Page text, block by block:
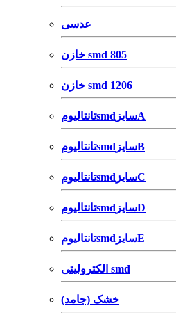
عدسی
خازن smd 805
خازن smd 1206
تانتالیومsmdسایزA
تانتالیومsmdسایزB
تانتالیومsmdسایزC
تانتالیومsmdسایزD
تانتالیومsmdسایزE
الکترولیتی smd
خشک (جامد)